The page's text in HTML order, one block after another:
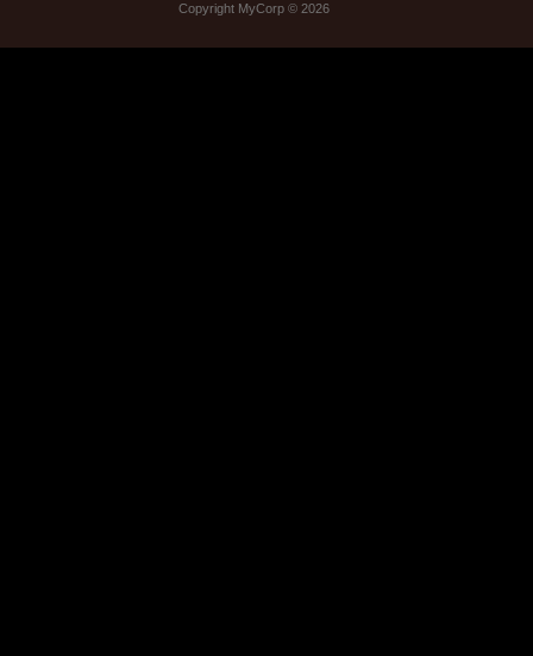
Copyright MyCorp © 2026